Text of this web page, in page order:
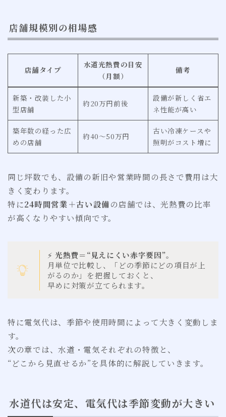
店舗規模別の相場感
店舗タイプ
水道光熱費の目安
（月額）
備考
新築・改装した小
型店舗
約20万円前後
設備が新しく省エ
ネ性能が高い
築年数の経った広
めの店舗
約40〜50万円
古い冷凍ケースや
照明がコスト増に
同じ坪数でも、設備の新旧や営業時間の長さで費用は大
きく変わります。
特に24時間営業＋古い設備の店舗では、光熱費の比率
が高くなりやすい傾向です。
⚡光熱費＝“見えにくい赤字要因”。
月単位で比較し、「どの季節にどの項目が上
がるのか」を把握しておくと、
早めに対策が立てられます。
特に電気代は、季節や使用時間によって大きく変動しま
す。
次の章では、水道・電気それぞれの特徴と、
“どこから見直せるか”を具体的に解説していきます。
水道代は安定、電気代は季節変動が大きい